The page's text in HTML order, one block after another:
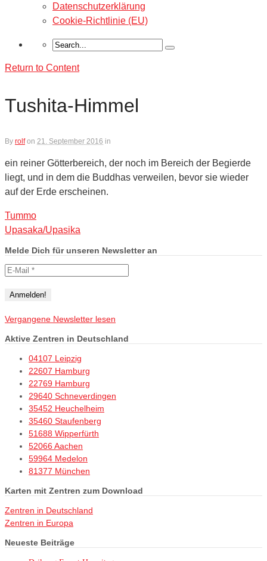
Datenschutzerklärung
Cookie-Richtlinie (EU)
Return to Content
Tushita-Himmel
By rolf on 21. September 2016 in
ein reiner Götterbereich, der noch im Bereich der Begierde
liegt, und in dem die Buddhas verweilen, bevor sie wieder
auf der Erde erscheinen.
Tummo
Upasaka/Upasika
Melde Dich für unseren Newsletter an
Vergangene Newsletter lesen
Aktive Zentren in Deutschland
04107 Leipzig
22607 Hamburg
22769 Hamburg
29640 Schneverdingen
35452 Heuchelheim
35460 Staufenberg
51688 Wipperfürth
52066 Aachen
59964 Medelon
81377 München
Karten mit Zentren zum Download
Zentren in Deutschland
Zentren in Europa
Neueste Beiträge